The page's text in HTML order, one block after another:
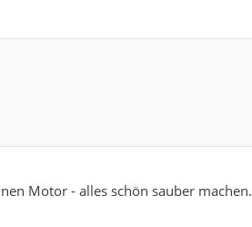
Motor - alles schön sauber machen.